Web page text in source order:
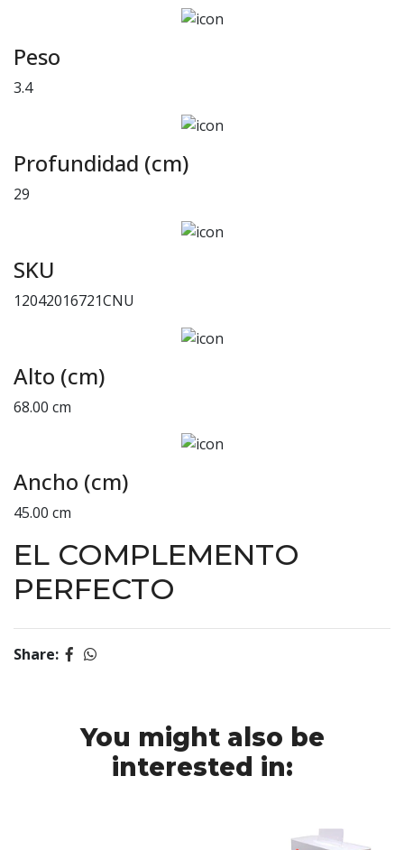
Peso
3.4
Profundidad (cm)
29
SKU
12042016721CNU
Alto (cm)
68.00 cm
Ancho (cm)
45.00 cm
EL COMPLEMENTO
PERFECTO
Share:
You might also be
interested in: